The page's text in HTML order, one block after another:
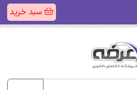
سبد خرید